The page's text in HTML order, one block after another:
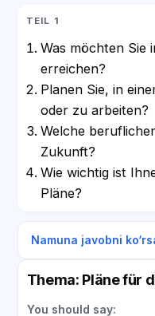
TEIL 1
Was möchten Sie
erreichen?
Planen Sie, in
oder zu arbeiten?
Welche
Zukunft?
Wie wichtig ist
Pläne?
Namuna javobni
Thema: Pläne für
You should say: